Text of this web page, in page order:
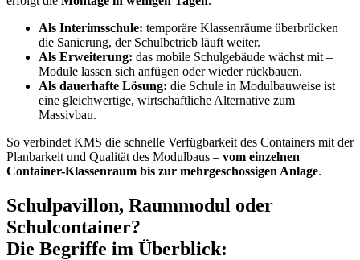
Als Interimsschule: temporäre Klassenräume überbrücken
die Sanierung, der Schulbetrieb läuft weiter.
Als Erweiterung: das mobile Schulgebäude wächst mit –
Module lassen sich anfügen oder wieder rückbauen.
Als dauerhafte Lösung: die Schule in Modulbauweise ist
eine gleichwertige, wirtschaftliche Alternative zum
Massivbau.
So verbindet KMS die schnelle Verfügbarkeit des Containers mit der
Planbarkeit und Qualität des Modulbaus – vom einzelnen
Container-Klassenraum bis zur mehrgeschossigen Anlage.
Schulpavillon, Raummodul oder
Schulcontainer?
Die Begriffe im Überblick: